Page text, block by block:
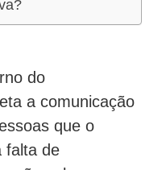
do
a comunicação
que o
falta de